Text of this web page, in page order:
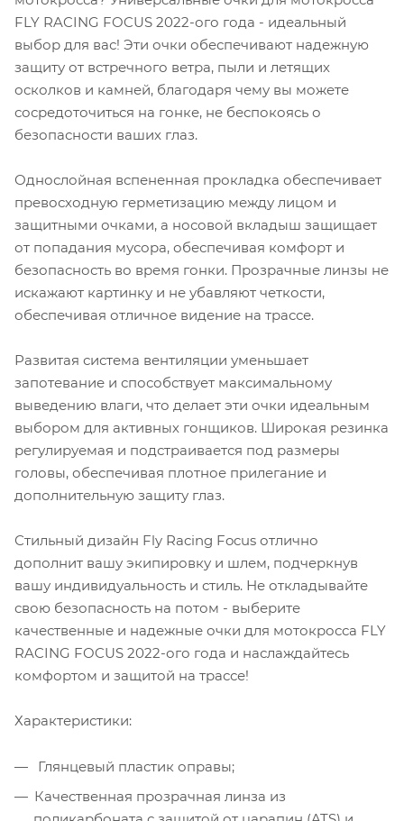
FLY RACING FOCUS 2022-ого года - идеальный
выбор для вас! Эти очки обеспечивают надежную
защиту от встречного ветра, пыли и летящих
осколков и камней, благодаря чему вы можете
сосредоточиться на гонке, не беспокоясь о
безопасности ваших глаз.
Однослойная вспененная прокладка обеспечивает
превосходную герметизацию между лицом и
защитными очками, а носовой вкладыш защищает
от попадания мусора, обеспечивая комфорт и
безопасность во время гонки. Прозрачные линзы не
искажают картинку и не убавляют четкости,
обеспечивая отличное видение на трассе.
Развитая система вентиляции уменьшает
запотевание и способствует максимальному
выведению влаги, что делает эти очки идеальным
выбором для активных гонщиков. Широкая резинка
регулируемая и подстраивается под размеры
головы, обеспечивая плотное прилегание и
дополнительную защиту глаз.
Стильный дизайн Fly Racing Focus отлично
дополнит вашу экипировку и шлем, подчеркнув
вашу индивидуальность и стиль. Не откладывайте
свою безопасность на потом - выберите
качественные и надежные очки для мотокросса FLY
RACING FOCUS 2022-ого года и наслаждайтесь
комфортом и защитой на трассе!
Характеристики:
Глянцевый пластик оправы;
Качественная прозрачная линза из